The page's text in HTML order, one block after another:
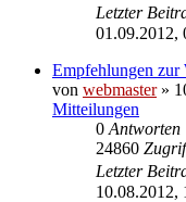
Letzter
01.09.2012,
Empfehlungen zur
von webmaster»
Mitteilungen
0 Antworten
24860
Letzter
10.08.2012,